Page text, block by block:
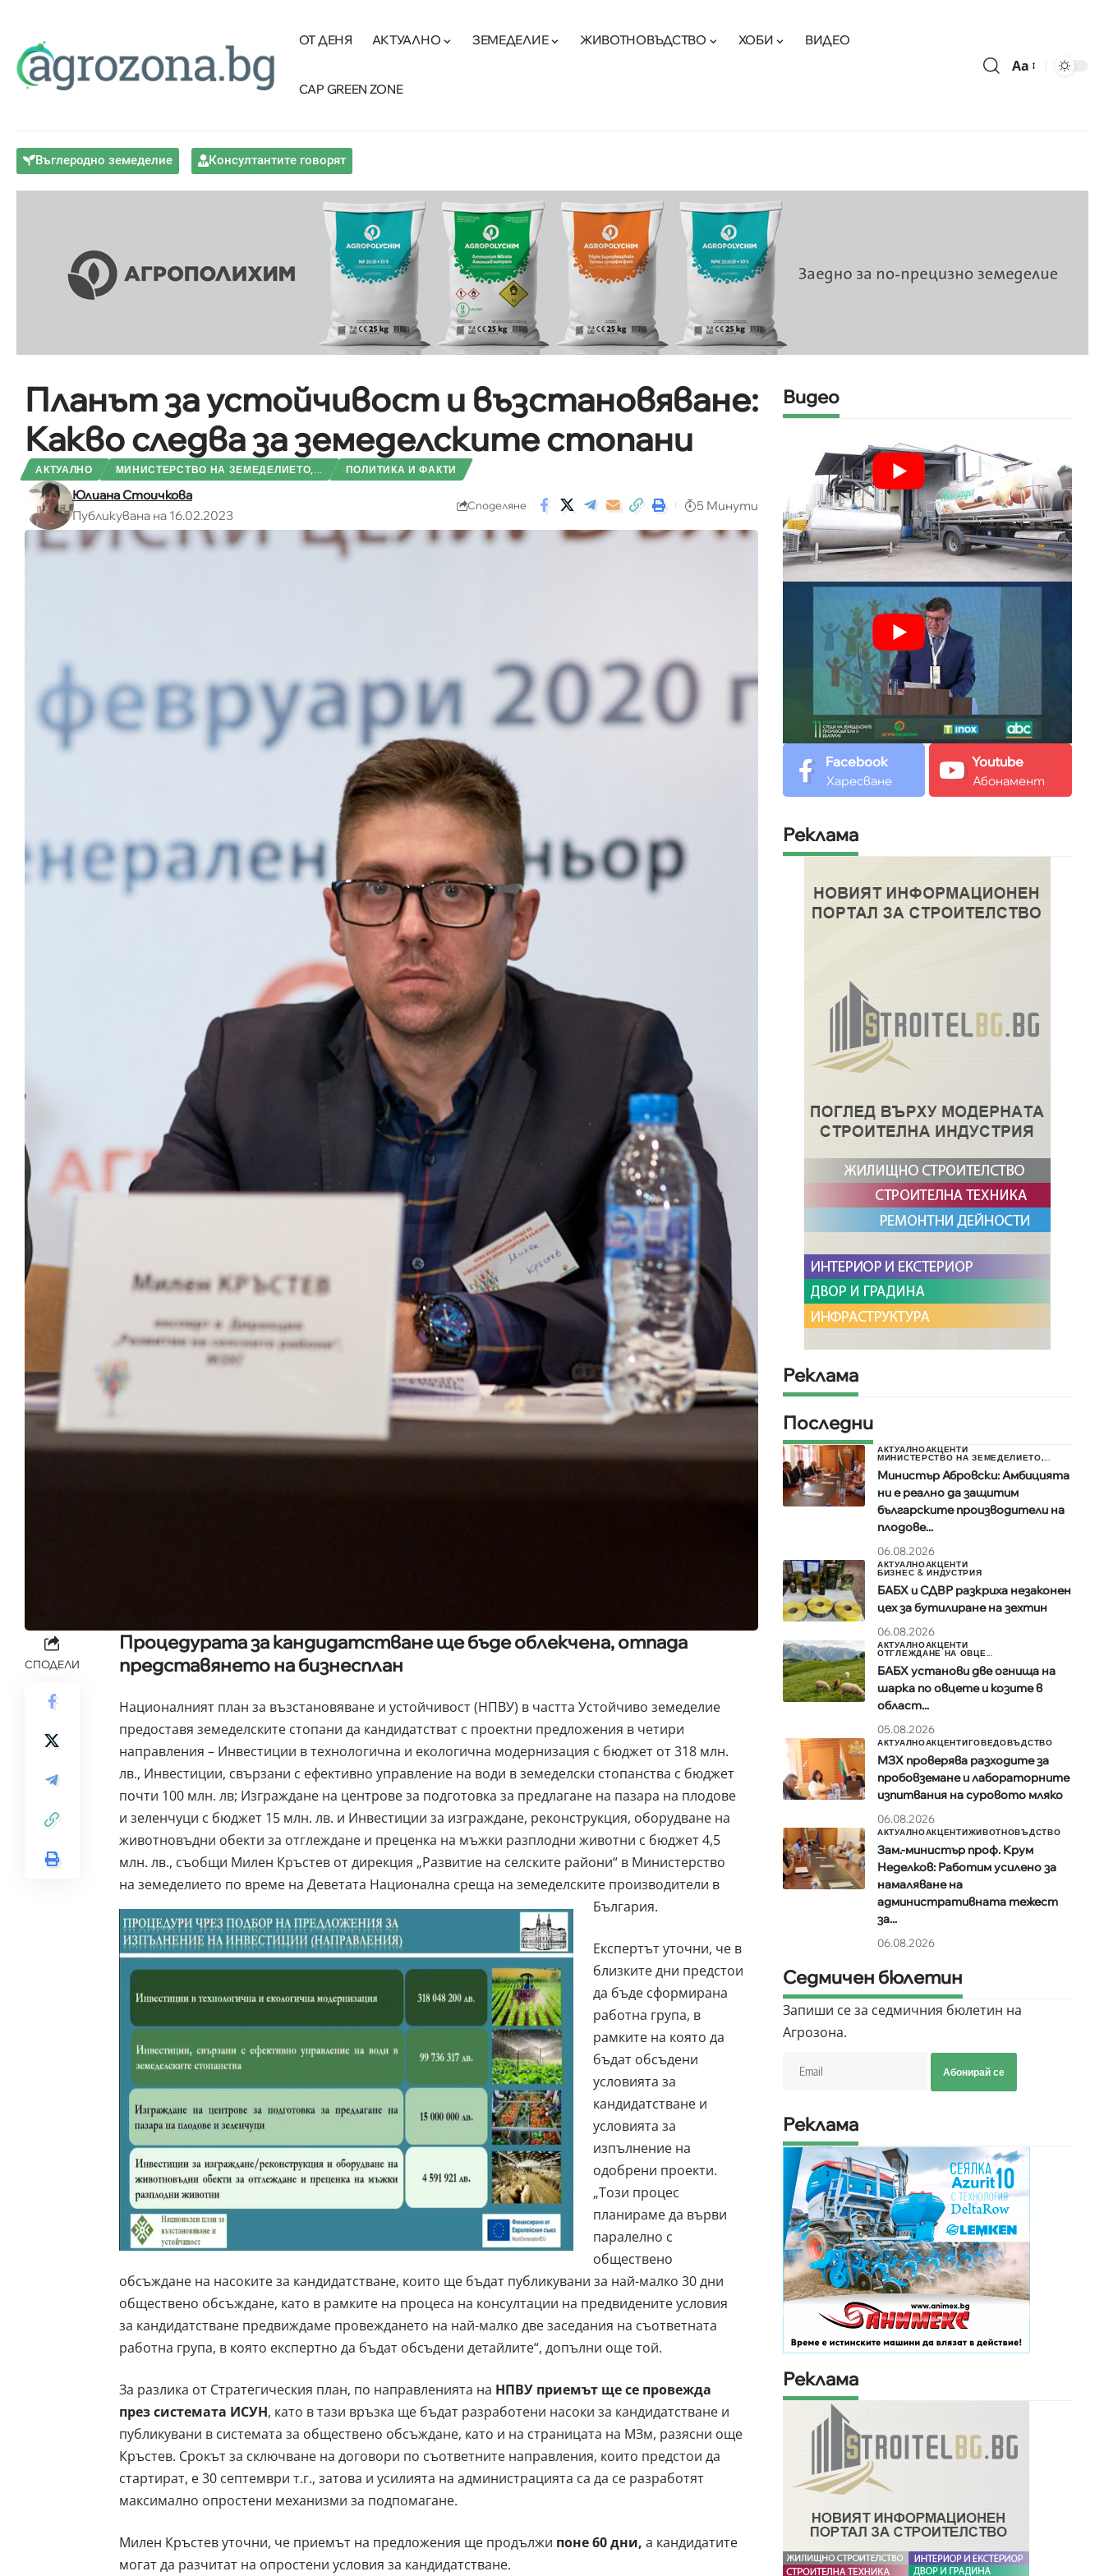
ОТ ДЕНЯ АКТУАЛНО ЗЕМЕДЕЛИЕ ЖИВОТНОВЪДСТВО ХОБИ ВИДЕО
CAP GREEN ZONE
Aa
Въглеродно земеделие Консултантите говорят
Планът за устойчивост и възстановяване:
Какво следва за земеделските стопани
АКТУАЛНО МИНИСТЕРСТВО НА ЗЕМЕДЕЛИЕТО,... ПОЛИТИКА И ФАКТИ
Юлиана Стоичкова
Публикувана на 16.02.2023
Споделяне 5 Минути
СПОДЕЛИ
Процедурата за кандидатстване ще бъде облекчена, отпада
представянето на бизнесплан
Националният план за възстановяване и устойчивост (НПВУ) в частта Устойчиво земеделие
предоставя земеделските стопани да кандидатстват с проектни предложения в четири
направления – Инвестиции в технологична и екологична модернизация с бюджет от 318 млн.
лв., Инвестиции, свързани с ефективно управление на води в земеделски стопанства с бюджет
почти 100 млн. лв; Изграждане на центрове за подготовка за предлагане на пазара на плодове
и зеленчуци с бюджет 15 млн. лв. и Инвестиции за изграждане, реконструкция, оборудване на
животновъдни обекти за отглеждане и преценка на мъжки разплодни животни с бюджет 4,5
млн. лв., съобщи Милен Кръстев от дирекция „Развитие на селските райони“ в Министерство
на земеделието по време на Деветата Национална среща на земеделските производители в
България.
Експертът уточни, че в
близките дни предстои
да бъде сформирана
работна група, в
рамките на която да
бъдат обсъдени
условията за
кандидатстване и
условията за
изпълнение на
одобрени проекти.
„Този процес
планираме да върви
паралелно с
обществено
обсъждане на насоките за кандидатстване, които ще бъдат публикувани за най-малко 30 дни
обществено обсъждане, като в рамките на процеса на консултации на предвидените условия
за кандидатстване предвиждаме провеждането на най-малко две заседания на съответната
работна група, в която експертно да бъдат обсъдени детайлите“, допълни още той.
За разлика от Стратегическия план, по направленията на НПВУ приемът ще се провежда
през системата ИСУН, като в тази връзка ще бъдат разработени насоки за кандидатстване и
публикувани в системата за обществено обсъждане, като и на страницата на МЗм, разясни още
Кръстев. Срокът за сключване на договори по съответните направления, които предстои да
стартират, е 30 септември т.г., затова и усилията на администрацията са да се разработят
максимално опростени механизми за подпомагане.
Милен Кръстев уточни, че приемът на предложения ще продължи поне 60 дни, а кандидатите
могат да разчитат на опростени условия за кандидатстване.
Видео
Facebook
Харесване
Youtube
Абонамент
Реклама
Реклама
Последни
АКТУАЛНОАКЦЕНТИ
МИНИСТЕРСТВО НА ЗЕМЕДЕЛИЕТО,...
Министър Абровски: Амбицията
ни е реално да защитим
българските производители на
плодове...
06.08.2026
АКТУАЛНОАКЦЕНТИ
БИЗНЕС & ИНДУСТРИЯ
БАБХ и СДВР разкриха незаконен
цех за бутилиране на зехтин
06.08.2026
АКТУАЛНОАКЦЕНТИ
ОТГЛЕЖДАНЕ НА ОВЦЕ...
БАБХ установи две огнища на
шарка по овцете и козите в
област...
05.08.2026
АКТУАЛНОАКЦЕНТИГОВЕДОВЪДСТВО
МЗХ проверява разходите за
пробовземане и лабораторните
изпитвания на суровото мляко
06.08.2026
АКТУАЛНОАКЦЕНТИЖИВОТНОВЪДСТВО
Зам.-министър проф. Крум
Неделков: Работим усилено за
намаляване на
административната тежест
за...
06.08.2026
Седмичен бюлетин
Запиши се за седмичния бюлетин на
Агрозона.
Абонирай се
Реклама
Реклама